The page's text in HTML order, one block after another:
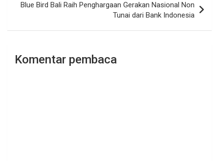
Blue Bird Bali Raih Penghargaan Gerakan Nasional Non
Tunai dari Bank Indonesia
Komentar pembaca